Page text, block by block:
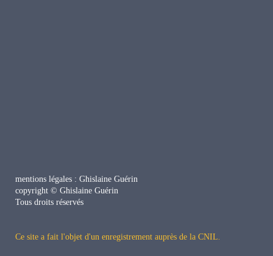
mentions légales : Ghislaine Guérin
copyright © Ghislaine Guérin
Tous droits réservés
Ce site a fait l'objet d'un enregistrement auprès de la CNIL.